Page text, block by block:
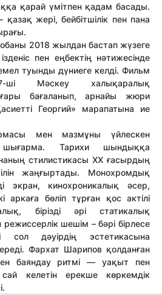
қарай үмітпен қадам басады.
жері, бейбітшілік пен пана
2018 жылдан бастап жүзеге
пен еңбектің нәтижесінде
туынды дүниеге келді. Фильм
Мәскеу халықаралық
бағаланып, арнайы жюри
Георгий» марапатына ие
мен мазмұны үйлескен
. Тарихи шындыққа
стилистикасы XXғасырдың
жаңғыртады. Монохромдық
экран, кинохроникалық әсер,
бөліп тұрған қос актілі
бірізді әрі статикалық
режиссерлік шешім – бәрі бірлесе
сол дәуірдің эстетикасына
Фархат Шарипов қолданған
баяндау ритмі — уақыт пен
сай келетін ерекше көркемдік